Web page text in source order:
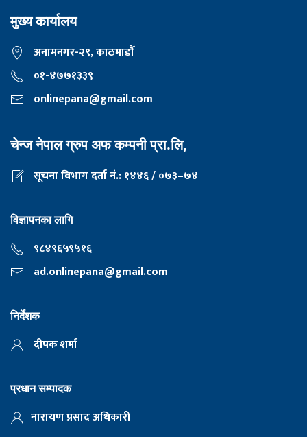
मुख्य कार्यालय
अनामनगर-२९, काठमाडाैँ
०१-४७७१३३९
onlinepana@gmail.com
चेन्ज नेपाल ग्रुप अफ कम्पनी प्रा.लि,
सूचना विभाग दर्ता नं.: १४४६ / ०७३–७४
विज्ञापनका लागि
९८४९६५९५१६
ad.onlinepana@gmail.com
निर्देशक
दीपक शर्मा
प्रधान सम्पादक
नारायण प्रसाद अधिकारी